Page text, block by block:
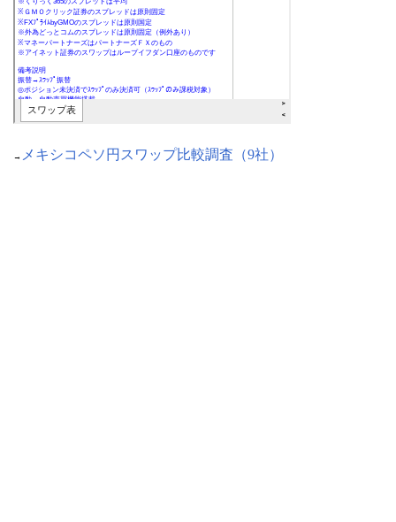
→ メキシコペソ円スワップ比較調査（9社）